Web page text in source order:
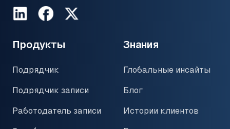
LinkedInFacebookTwitter
Продукты
Подрядчик
Подрядчик записи
Работодатель записи
Знания
Глобальные инсайты
Блог
Истории клиентов